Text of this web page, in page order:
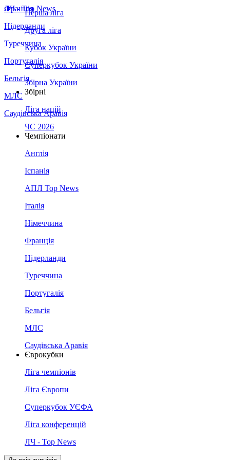
Франція
Нідерланди
Туреччина
Португалія
Бельгія
МЛС
Саудівська Аравія
ЛЧ - Top News
Перша ліга
Друга ліга
Кубок України
Суперкубок України
Збірна України
Збірні
Ліга націй
ЧС 2026
Чемпіонати
Англія
Іспанія
АПЛ Top News
Італія
Німеччина
Франція
Нідерланди
Туреччина
Португалія
Бельгія
МЛС
Саудівська Аравія
Єврокубки
Ліга чемпіонів
Ліга Європи
Суперкубок УЄФА
Ліга конференцій
ЛЧ - Top News